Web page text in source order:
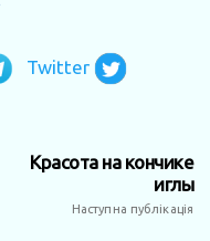
Twitter
Красота на кончике
иглы
Наступна публікація